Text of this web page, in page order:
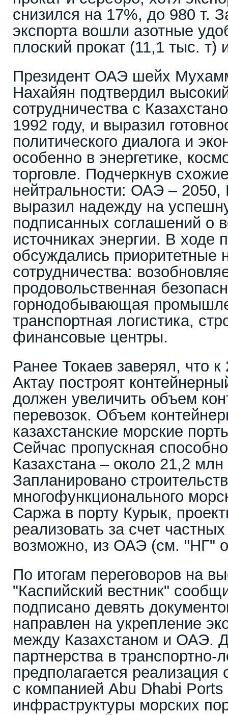
снизился на 17%, до 980 т.
экспорта вошли азотные
плоский прокат (11,1 тыс. т)
Президент ОАЭ шейх
Нахайян подтвердил
сотрудничества с
1992 году, и выразил
политического диалога и
особенно в энергетике,
торговле. Подчеркнув
нейтральности: ОАЭ – 2050,
выразил надежду на
подписанных соглашений о
источниках энергии. В ходе
обсуждались приоритетные
сотрудничества:
продовольственная
горнодобывающая
транспортная логистика,
финансовые центры.
Ранее Токаев заверял, что к
Актау построят
должен увеличить объем
перевозок. Объем
казахстанские морские
Сейчас пропускная
Казахстана – около 21,2 млн
Запланировано
многофункционального
Саржа в порту Курык,
реализовать за счет
возможно, из ОАЭ (см. "НГ"
По итогам переговоров на
"Каспийский вестник"
подписано девять
направлен на укрепление
между Казахстаном и ОАЭ.
партнерства в транспортно-
предполагается реализация
с компанией Abu Dhabi
инфраструктуры морских